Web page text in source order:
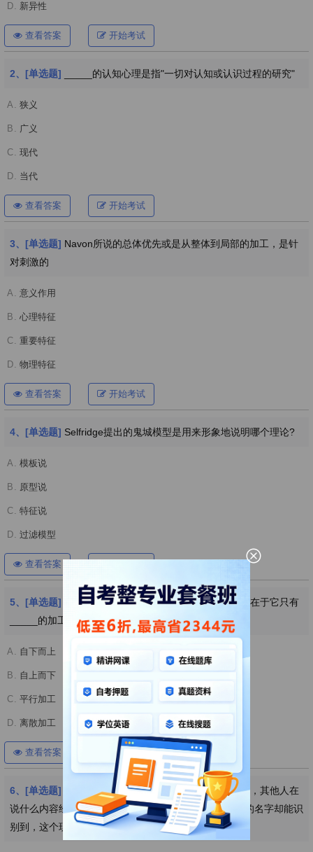
D. 新异性
查看答案 开始考试
2、[单选题] _____的认知心理是指"一切对认知或认识过程的研究"
A. 狭义
B. 广义
C. 现代
D. 当代
查看答案 开始考试
3、[单选题] Navon所说的总体优先或是从整体到局部的加工，是针
对刺激的
A. 意义作用
B. 心理特征
C. 重要特征
D. 物理特征
查看答案 开始考试
4、[单选题] Selfridge提出的鬼城模型是用来形象地说明哪个理论?
A. 模板说
B. 原型说
C. 特征说
D. 过滤模型
查看答案
5、[单选题]
知觉的特征说理论中有一个很重要的局限，在于它只有
_____的加工。
A. 自下而上
B. 自上而下
C. 平行加工
D. 离散加工
查看答案 开始考试
6、[单选题]
在人多的交流会中，我们跟朋友在热烈交谈，其他人在
说什么内容经常被我们所忽略，但是对偶然传来的我们的名字却能识
别到，这个现象被称作